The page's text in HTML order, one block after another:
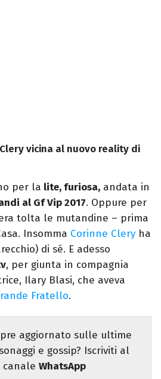
vicina al nuovo reality di
per la lite, furiosa, andata in
al Gf Vip 2017. Oppure per
tolta le mutandine – prima
Insomma Corinne Clery ha
di sé. E adesso
, per giunta in compagnia
Ilary Blasi, che aveva
Fratello.
aggiornato sulle ultime
e gossip? Iscriviti al
canale WhatsApp